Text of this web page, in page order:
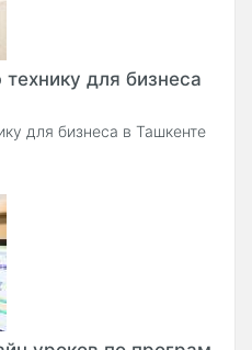
для бизнеса
для бизнеса в Ташкенте